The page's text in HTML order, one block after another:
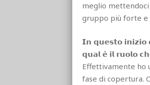
meglio mettendoci
gruppo più forte e
𝗜𝗻 𝗾𝘂𝗲𝘀𝘁𝗼
𝗾𝘂𝗮𝗹 𝗲̀ 𝗶𝗹 𝗿𝘂𝗼𝗹𝗼
Effettivamente ho
fase di copertura.